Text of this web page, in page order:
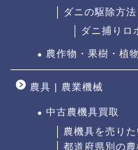
ダニの駆除方
ダニ捕りロ
農作物・果樹・植
農具 | 農業機械
中古農機具買取
農機具を売り
都道府県別の